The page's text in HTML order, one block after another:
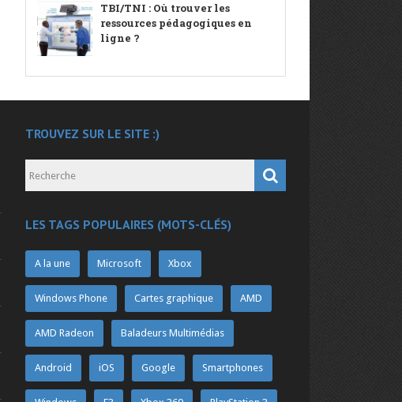
TBI/TNI : Où trouver les
ressources pédagogiques en
ligne ?
TROUVEZ SUR LE SITE :)
LES TAGS POPULAIRES (MOTS-CLÉS)
A la une Microsoft Xbox
Windows Phone Cartes graphique AMD
AMD Radeon Baladeurs Multimédias
Android iOS Google Smartphones